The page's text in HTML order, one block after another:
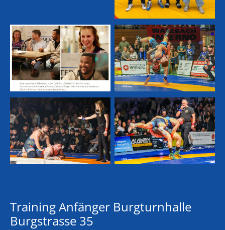
Training Anfänger Burgturnhalle
Burgstrasse 35